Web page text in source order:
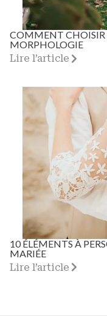
COMMENT CHOISIR
MORPHOLOGIE
Lire l’article
10 ÉLÉMENTS À
MARIÉE
Lire l’article